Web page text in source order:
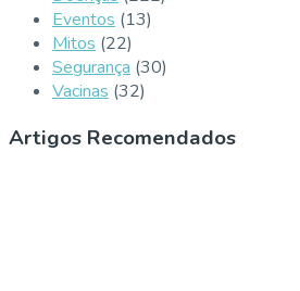
Eventos (13)
Mitos (22)
Segurança (30)
Vacinas (32)
Artigos Recomendados